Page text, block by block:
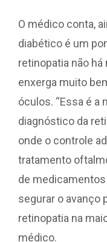
O médico conta,
diabético é um
retinopatia não
enxerga muito
óculos. “Essa é a
diagnóstico da
onde o controle
tratamento
de
segurar o avanço
retinopatia na
médico.